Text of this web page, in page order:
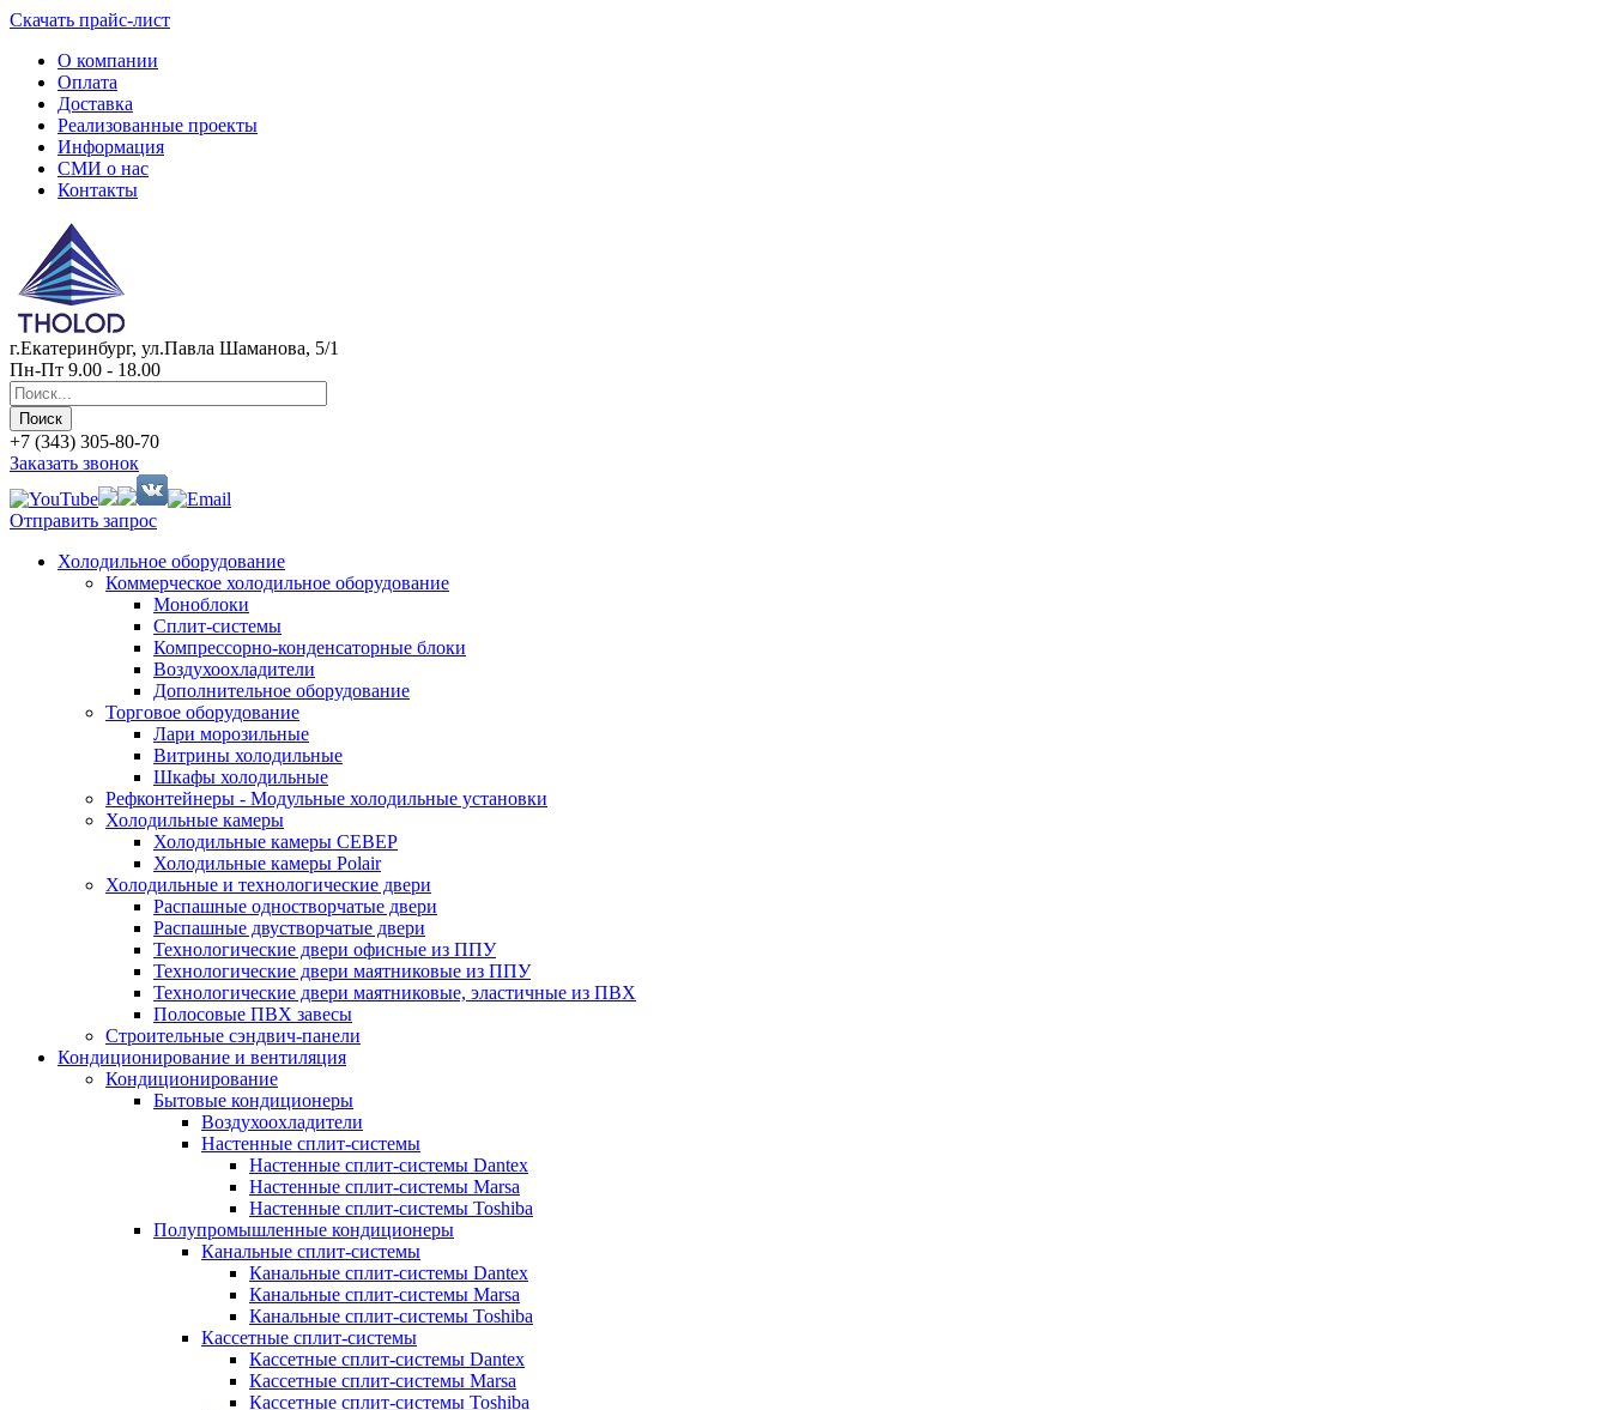
Скачать прайс-лист
О компании
Оплата
Доставка
Реализованные проекты
Информация
СМИ о нас
Контакты
г.Екатеринбург, ул.Павла Шаманова, 5/1
Пн-Пт 9.00 - 18.00
+7 (343) 305-80-70
Заказать звонок
Отправить запрос
Холодильное оборудование
Коммерческое холодильное оборудование
Моноблоки
Сплит-системы
Компрессорно-конденсаторные блоки
Воздухоохладители
Дополнительное оборудование
Торговое оборудование
Лари морозильные
Витрины холодильные
Шкафы холодильные
Рефконтейнеры - Модульные холодильные установки
Холодильные камеры
Холодильные камеры СЕВЕР
Холодильные камеры Polair
Холодильные и технологические двери
Распашные одностворчатые двери
Распашные двустворчатые двери
Технологические двери офисные из ППУ
Технологические двери маятниковые из ППУ
Технологические двери маятниковые, эластичные из ПВХ
Полосовые ПВХ завесы
Строительные сэндвич-панели
Кондиционирование и вентиляция
Кондиционирование
Бытовые кондиционеры
Воздухоохладители
Настенные сплит-системы
Настенные сплит-системы Dantex
Настенные сплит-системы Marsa
Настенные сплит-системы Toshiba
Полупромышленные кондиционеры
Канальные сплит-системы
Канальные сплит-системы Dantex
Канальные сплит-системы Marsa
Канальные сплит-системы Toshiba
Кассетные сплит-системы
Кассетные сплит-системы Dantex
Кассетные сплит-системы Marsa
Кассетные сплит-системы Toshiba